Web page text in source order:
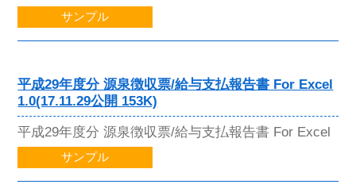
サンプル
平成29年度分 源泉徴収票/給与支払報告書 For Excel
1.0(17.11.29公開 153K)
平成29年度分 源泉徴収票/給与支払報告書 For Excel
サンプル